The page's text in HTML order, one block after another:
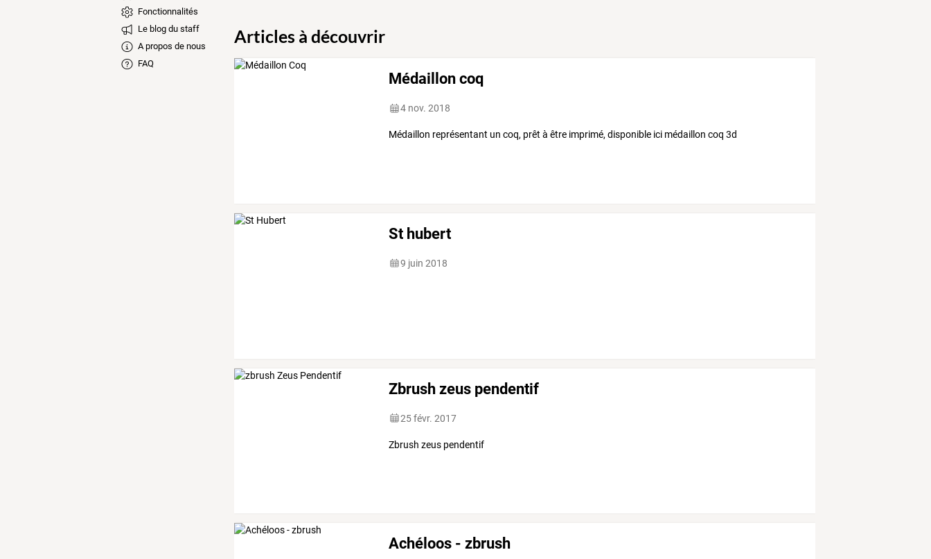
Fonctionnalités
Le blog du staff
A propos de nous
FAQ
Articles à découvrir
Médaillon coq
4 nov. 2018
Médaillon représentant un coq, prêt à être imprimé, disponible ici médaillon coq 3d
St hubert
9 juin 2018
Zbrush zeus pendentif
25 févr. 2017
Zbrush zeus pendentif
Achéloos - zbrush